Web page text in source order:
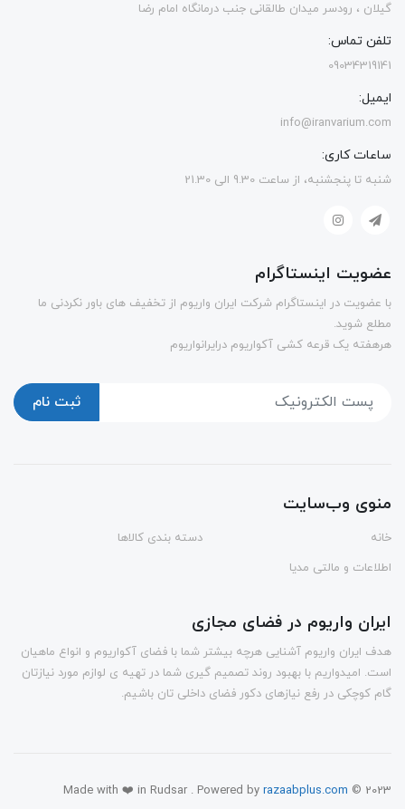
گیلان ، رودسر میدان طالقانی جنب درمانگاه امام رضا
تلفن تماس:
09034319141
ایمیل:
info@iranvarium.com
ساعات کاری:
شنبه تا پنجشنبه، از ساعت 9.30 الی 21.30
عضویت اینستاگرام
با عضویت در اینستاگرام شرکت ایران واریوم از تخفیف های باور نکردنی ما
مطلع شوید.
هرهفته یک قرعه کشی آکواریوم درایرانواریوم
ثبت نام
منوی وب‌سایت
خانه
دسته بندی کالاها
اطلاعات و مالتی مدیا
ایران واریوم در فضای مجازی
هدف ایران واریوم آشنایی هرچه بیشتر شما با فضای آکواریوم و انواع ماهیان
است. امیدواریم با بهبود روند تصمیم گیری شما در تهیه ی لوازم مورد نیازتان
گام کوچکی در رفع نیازهای دکور فضای داخلی تان باشیم.
Made with ❤️ in Rudsar . Powered by razaabplus.com © 2023